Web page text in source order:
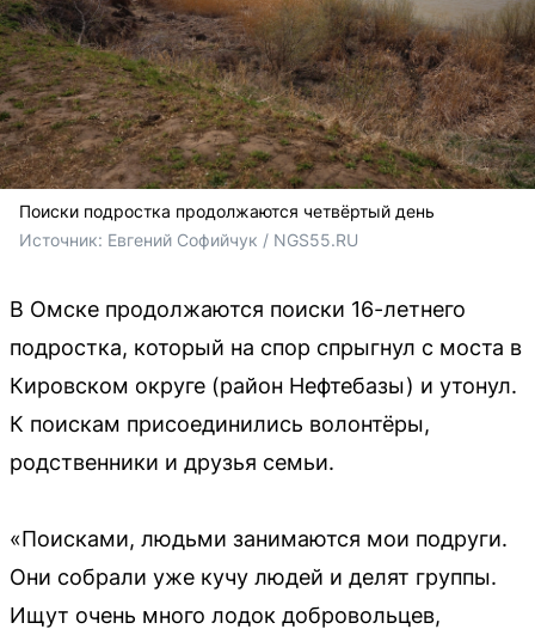
Поиски подростка продолжаются четвёртый день
Источник: Евгений Софийчук / NGS55.RU
В Омске продолжаются поиски 16-летнего
подростка, который на спор спрыгнул с моста в
Кировском округе (район Нефтебазы) и утонул.
К поискам присоединились волонтёры,
родственники и друзья семьи.
«Поисками, людьми занимаются мои подруги.
Они собрали уже кучу людей и делят группы.
Ищут очень много лодок добровольцев,